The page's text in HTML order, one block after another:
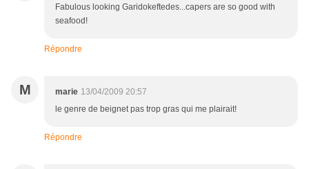
Fabulous looking Garidokeftedes...capers are so good with
seafood!
Répondre
M marie 13/04/2009 20:57
le genre de beignet pas trop gras qui me plairait!
Répondre